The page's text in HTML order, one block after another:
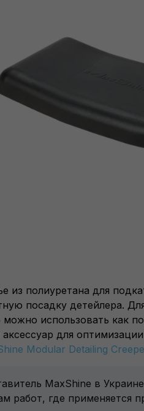
из полиуретана для
посадку детейлера.
можно использовать как
для
Modular Detailing
MaxShine в
работ, где применяется